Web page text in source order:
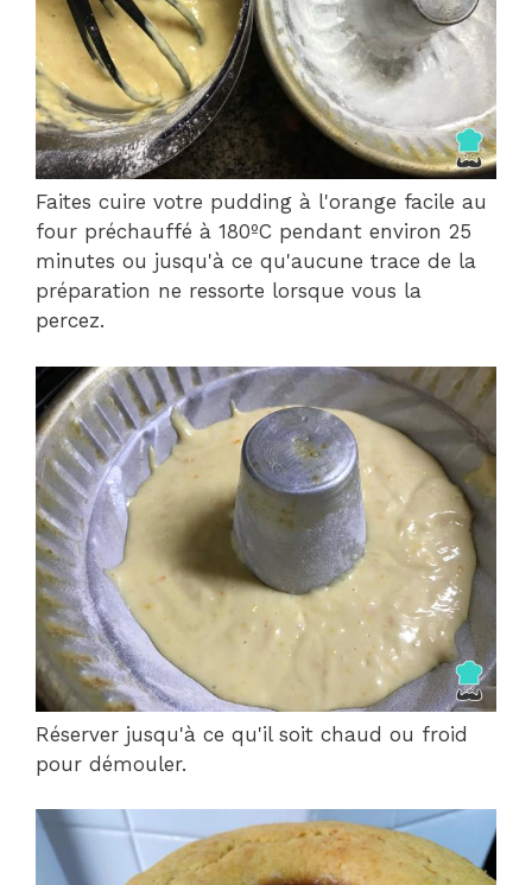
Faites cuire votre pudding à l'orange facile au
four préchauffé à 180ºC pendant environ 25
minutes ou jusqu'à ce qu'aucune trace de la
préparation ne ressorte lorsque vous la
percez.
Réserver jusqu'à ce qu'il soit chaud ou froid
pour démouler.